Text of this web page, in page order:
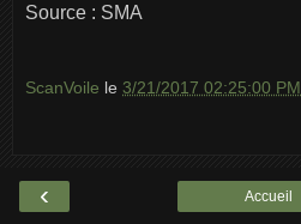
Source : SMA
ScanVoile le 3/21/2017 02:25:00 PM
‹ Accueil